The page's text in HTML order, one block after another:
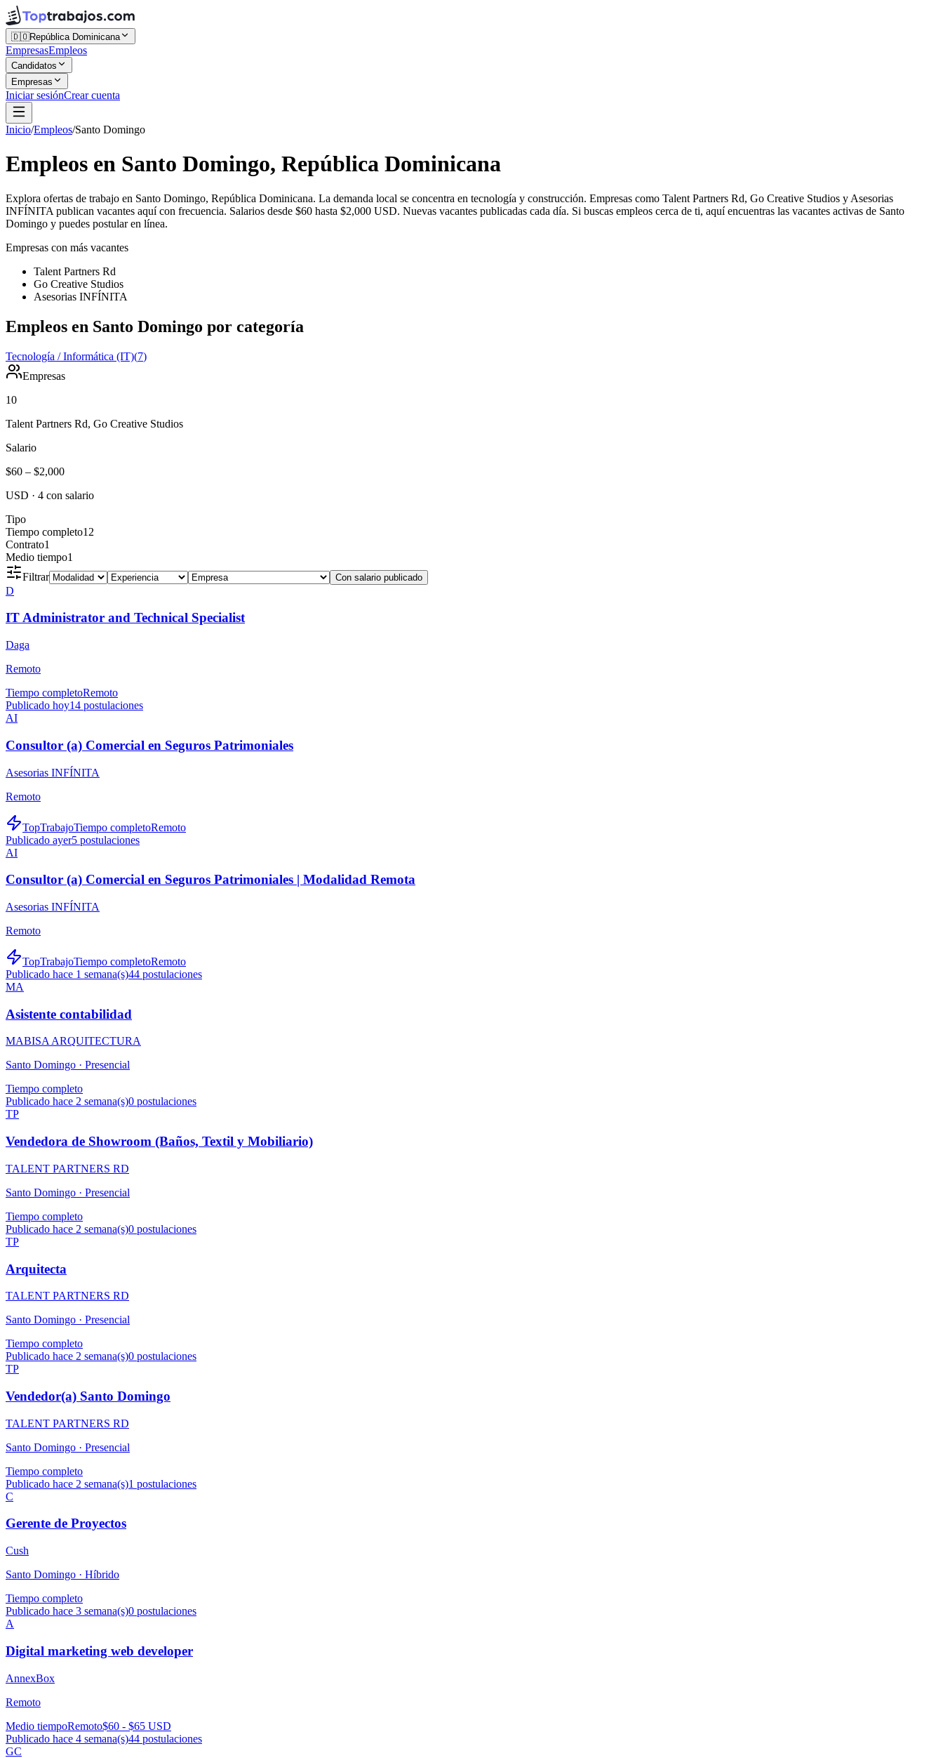
🇩🇴República Dominicana
EmpresasEmpleos
Candidatos
Empresas
Iniciar sesiónCrear cuenta
Inicio/Empleos/Santo Domingo
Empleos en Santo Domingo, República Dominicana
Explora ofertas de trabajo en Santo Domingo, República Dominicana. La demanda local se concentra en tecnología y construcción. Empresas como Talent Partners Rd, Go Creative Studios y Asesorias
INFÍNITA publican vacantes aquí con frecuencia. Salarios desde $60 hasta $2,000 USD. Nuevas vacantes publicadas cada día. Si buscas empleos cerca de ti, aquí encuentras las vacantes activas de Santo
Domingo y puedes postular en línea.
Empresas con más vacantes
Talent Partners Rd
Go Creative Studios
Asesorias INFÍNITA
Empleos en Santo Domingo por categoría
Tecnología / Informática (IT)(7)
Empresas
10
Talent Partners Rd, Go Creative Studios
Salario
$60 – $2,000
USD · 4 con salario
Tipo
Tiempo completo12
Contrato1
Medio tiempo1
Filtrar
Con salario publicado
D
IT Administrator and Technical Specialist
Daga
Remoto
Tiempo completoRemoto
Publicado hoy14 postulaciones
AI
Consultor (a) Comercial en Seguros Patrimoniales
Asesorias INFÍNITA
Remoto
TopTrabajoTiempo completoRemoto
Publicado ayer5 postulaciones
AI
Consultor (a) Comercial en Seguros Patrimoniales | Modalidad Remota
Asesorias INFÍNITA
Remoto
TopTrabajoTiempo completoRemoto
Publicado hace 1 semana(s)44 postulaciones
MA
Asistente contabilidad
MABISA ARQUITECTURA
Santo Domingo · Presencial
Tiempo completo
Publicado hace 2 semana(s)0 postulaciones
TP
Vendedora de Showroom (Baños, Textil y Mobiliario)
TALENT PARTNERS RD
Santo Domingo · Presencial
Tiempo completo
Publicado hace 2 semana(s)0 postulaciones
TP
Arquitecta
TALENT PARTNERS RD
Santo Domingo · Presencial
Tiempo completo
Publicado hace 2 semana(s)0 postulaciones
TP
Vendedor(a) Santo Domingo
TALENT PARTNERS RD
Santo Domingo · Presencial
Tiempo completo
Publicado hace 2 semana(s)1 postulaciones
C
Gerente de Proyectos
Cush
Santo Domingo · Híbrido
Tiempo completo
Publicado hace 3 semana(s)0 postulaciones
A
Digital marketing web developer
AnnexBox
Remoto
Medio tiempoRemoto$60 - $65 USD
Publicado hace 4 semana(s)44 postulaciones
GC